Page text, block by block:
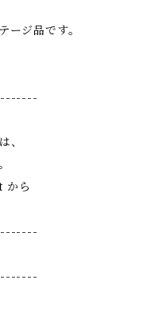
ージ品です。
、
から